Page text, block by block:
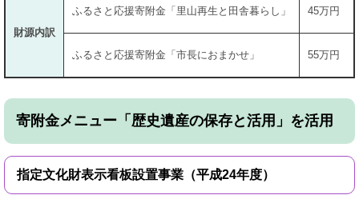
財源内訳
ふるさと応援寄附金「里山再生と田舎暮らし」 45万円
ふるさと応援寄附金「市長におまかせ」 55万円
寄附金メニュー「歴史遺産の保存と活用」を活用
指定文化財表示看板設置事業（平成24年度）